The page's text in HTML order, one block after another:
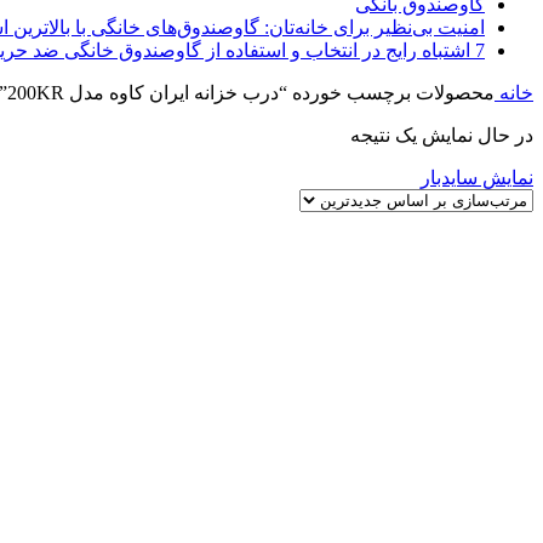
گاوصندوق بانکی
امنیت بی‌نظیر برای خانه‌تان: گاوصندوق‌های خانگی با بالاترین
7 اشتباه رایج در انتخاب و استفاده از گاوصندوق خانگی ضد حریق
خانه محصولات برچسب خورده “درب خزانه ایران کاوه مدل 200KR”
در حال نمایش یک نتیجه
نمایش سایدبار